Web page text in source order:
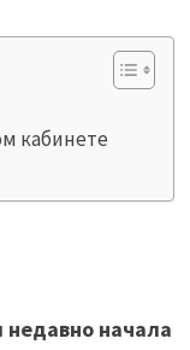
кабинете
недавно начала